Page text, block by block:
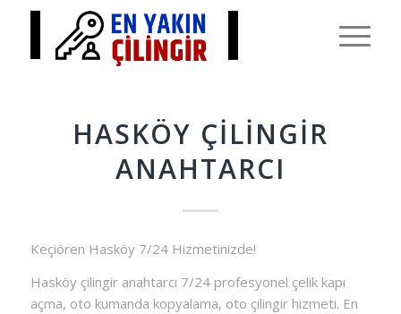
HASKÖY ÇILINGIR
ANAHTARCI
Keçiören Hasköy 7/24 Hizmetinizde!
Hasköy çilingir anahtarcı 7/24 profesyonel çelik kapı
açma, oto kumanda kopyalama, oto çilingir hizmeti. En